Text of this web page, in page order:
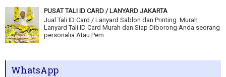
PUSAT TALI ID CARD / LANYARD JAKARTA
Jual Tali ID Card / Lanyard Sablon dan Printing Murah
Lanyard Tali ID Card Murah dan Siap Diborong Anda seorang
personalia Atau Pem...
WhatsApp